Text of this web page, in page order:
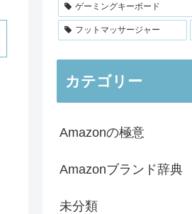
ゲーミングキーボード
フットマッサージャー
カテゴリー
Amazonの極意
Amazonブランド辞典
未分類